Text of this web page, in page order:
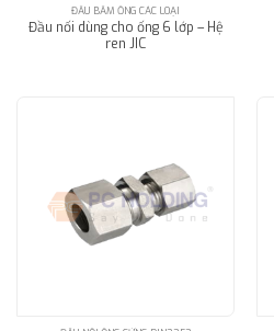
ĐẦU BẤM ỐNG CÁC LOẠI
Đầu nối dùng cho ống 6 lớp – Hệ
ren JIC